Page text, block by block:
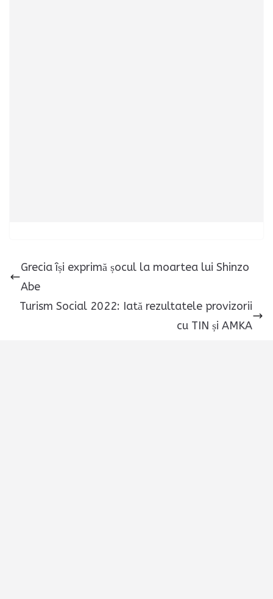
Grecia își exprimă șocul la moartea lui Shinzo
Abe
Turism Social 2022: Iată rezultatele provizorii
cu TIN și AMKA